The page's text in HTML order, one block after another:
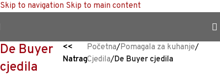
Skip to navigation Skip to main content
De Buyer
cjedila
<<
Natrag
Početna/Pomagala za kuhanje/
Cjedila/De Buyer cjedila